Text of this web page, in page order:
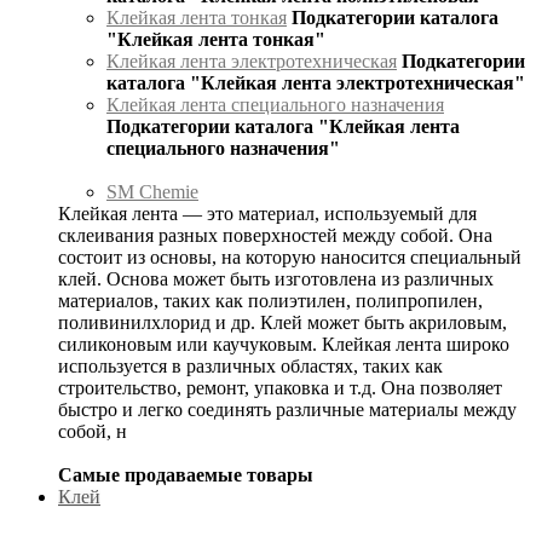
Клейкая лента тонкая Подкатегории каталога
"Клейкая лента тонкая"
Клейкая лента электротехническая Подкатегории
каталога "Клейкая лента электротехническая"
Клейкая лента специального назначения
Подкатегории каталога "Клейкая лента
специального назначения"
SM Chemie
Клейкая лента — это материал, используемый для
склеивания разных поверхностей между собой. Она
состоит из основы, на которую наносится специальный
клей. Основа может быть изготовлена из различных
материалов, таких как полиэтилен, полипропилен,
поливинилхлорид и др. Клей может быть акриловым,
силиконовым или каучуковым. Клейкая лента широко
используется в различных областях, таких как
строительство, ремонт, упаковка и т.д. Она позволяет
быстро и легко соединять различные материалы между
собой, н
Самые продаваемые товары
Клей